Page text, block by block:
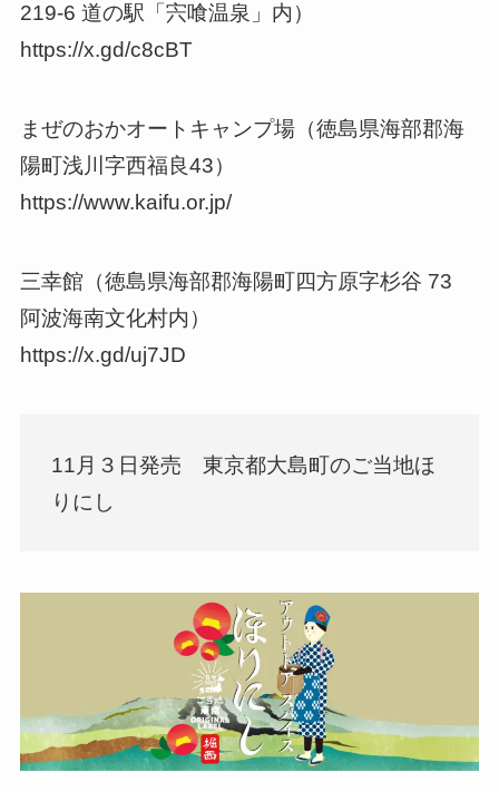
219-6 道の駅「宍喰温泉」内）
https://x.gd/c8cBT
まぜのおかオートキャンプ場（徳島県海部郡海
陽町浅川字西福良43）
https://www.kaifu.or.jp/
三幸館（徳島県海部郡海陽町四方原字杉谷 73
阿波海南文化村内）
https://x.gd/uj7JD
11月３日発売 東京都大島町のご当地ほ
りにし